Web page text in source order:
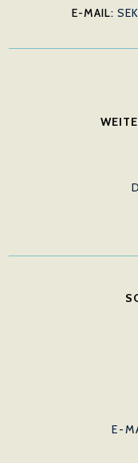
E-MAIL:
E-